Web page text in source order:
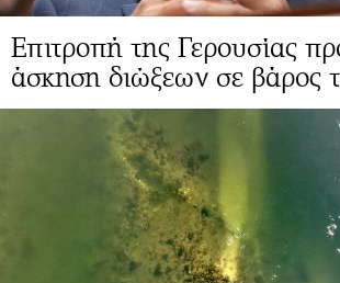
Επιτροπή της Γερουσίας
άσκηση διώξεων σε βάρος